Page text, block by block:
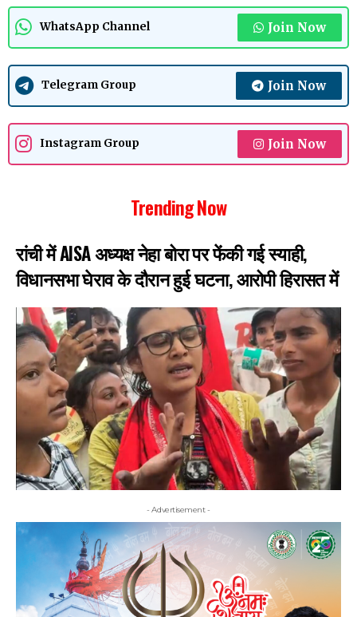
WhatsApp Channel Join Now
Telegram Group Join Now
Instagram Group Join Now
Trending Now
रांची में AISA अध्यक्ष नेहा बोरा पर फेंकी गई स्याही,
विधानसभा घेराव के दौरान हुई घटना, आरोपी हिरासत में
- Advertisement -